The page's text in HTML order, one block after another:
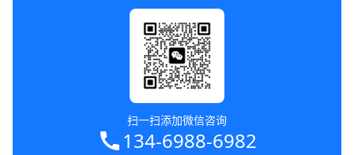
扫一扫添加微信咨询
134-6988-6982